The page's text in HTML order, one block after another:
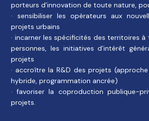
porteurs d’innovation de toute nature,
· sensibiliser les opérateurs aux
projets urbains
· incarner les spécificités des territoires à
personnes, les initiatives d’intérêt
projets
· accroître la R&D des projets
hybride, programmation ancrée)
· favoriser la coproduction publique-
projets.